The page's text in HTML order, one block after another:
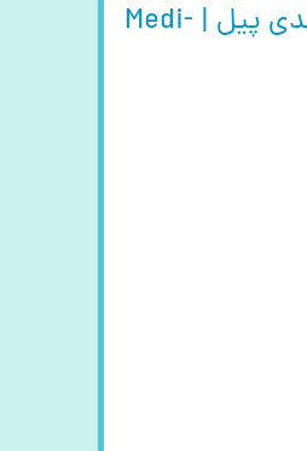
کرم ضد لک و روشن‌کننده ملانون ایکس مدی پیل | Medi-